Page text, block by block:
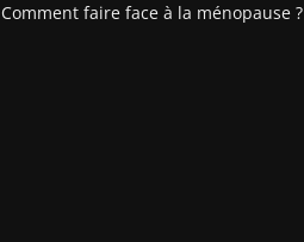
Comment faire face à la ménopause ?